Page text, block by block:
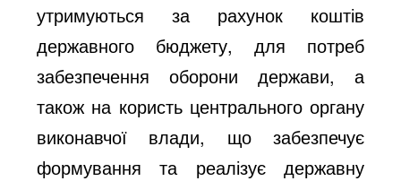
утримуються за рахунок коштів
державного бюджету, для потреб
забезпечення оборони держави, а
також на користь центрального органу
виконавчої влади, що забезпечує
формування та реалізує державну